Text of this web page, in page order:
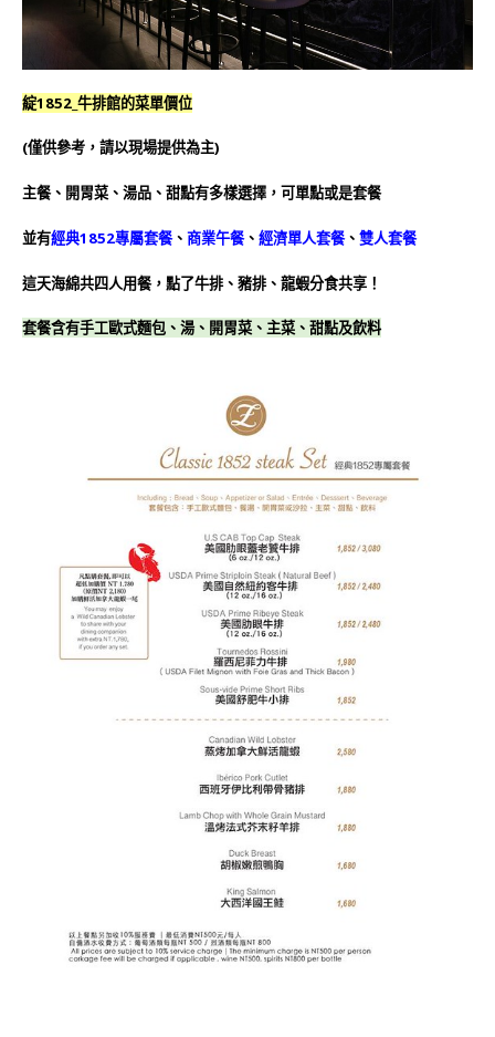
綻1852_牛排館的菜單價位
(僅供參考，請以現場提供為主)
主餐、開胃菜、湯品、甜點有多樣選擇，可單點或是套餐
並有經典1852專屬套餐、 商業午餐、 經濟單人套餐、 雙人套餐
這天海綿共四人用餐，點了牛排、豬排、龍蝦分食共享！
套餐含有手工歐式麵包、湯、開胃菜、主菜、甜點及飲料